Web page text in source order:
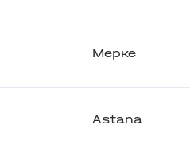
Мерке
Astana